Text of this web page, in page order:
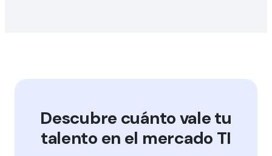
Descubre cuánto vale tu
talento en el mercado TI